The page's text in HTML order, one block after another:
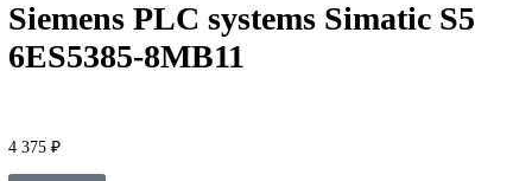
Доставка
Контакты